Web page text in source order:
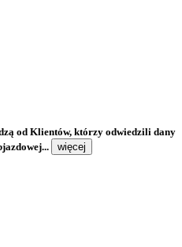
od Klientów, którzy odwiedzili dany
więcej